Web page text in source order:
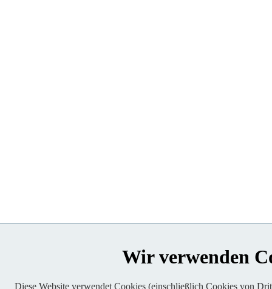
Wir verwenden
Diese Website verwendet Cookies (einschließlich Cookies von